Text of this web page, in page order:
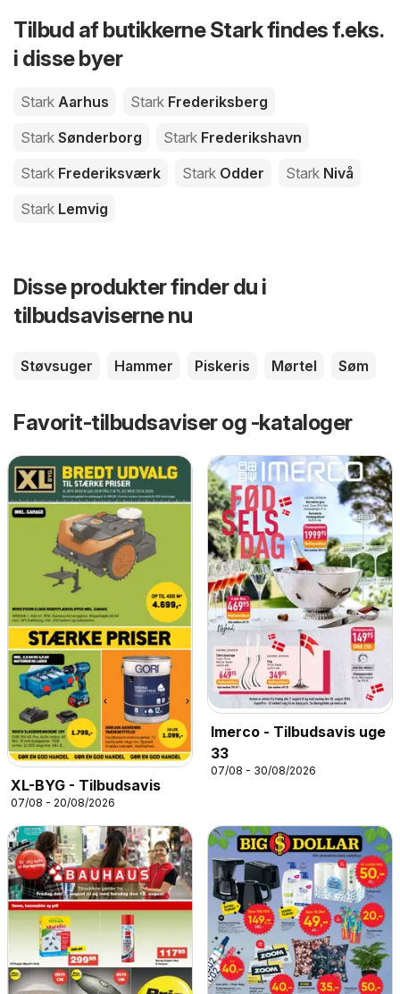
Tilbud af butikkerne Stark findes f.eks.
i disse byer
Stark Aarhus Stark Frederiksberg
Stark Sønderborg Stark Frederikshavn
Stark Frederiksværk Stark Odder Stark Nivå
Stark Lemvig
Disse produkter finder du i
tilbudsaviserne nu
Støvsuger Hammer Piskeris Mørtel Søm
Favorit-tilbudsaviser og -kataloger
XL-BYG - Tilbudsavis
07/08 - 20/08/2026
Imerco - Tilbudsavis uge
33
07/08 - 30/08/2026